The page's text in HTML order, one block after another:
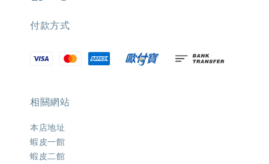
付款方式
相關網站
本店地址
蝦皮一館
蝦皮二館